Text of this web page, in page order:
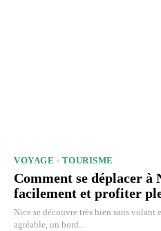
VOYAGE - TOURISME
Comment se déplacer à
facilement et profiter
Nice se découvre très bien sans
agréable, un bord...